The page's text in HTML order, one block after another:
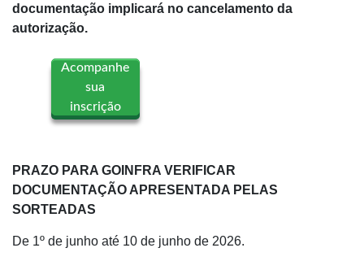
documentação implicará no cancelamento da
autorização.
Acompanhe
sua
inscrição
PRAZO PARA GOINFRA VERIFICAR
DOCUMENTAÇÃO APRESENTADA PELAS
SORTEADAS
De 1º de junho até 10 de junho de 2026.